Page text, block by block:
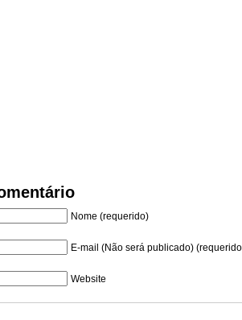
Nome (requerido)
E-mail (Não será publicado)
Website